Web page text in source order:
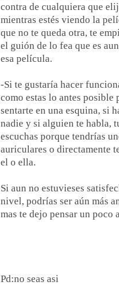
contra de cualquiera que
mientras estés viendo la
que no te queda otra, te
el guión de lo fea que es
esa película.
-Si te gustaría hacer
como estas lo antes posible
sentarte en una esquina, si
nadie y si alguien te habla,
escuchas porque tendrías
auriculares o directamente
el o ella.
Si aun no estuvieses
nivel, podrías ser aún más
mas te dejo pensar un poco
Pd:no seas asi